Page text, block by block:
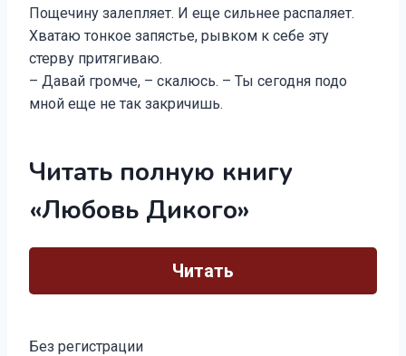
Пощечину залепляет. И еще сильнее распаляет.
Хватаю тонкое запястье, рывком к себе эту
стерву притягиваю.
– Давай громче, – скалюсь. – Ты сегодня подо
мной еще не так закричишь.
Читать полную книгу
«Любовь Дикого»
Читать
Без регистрации